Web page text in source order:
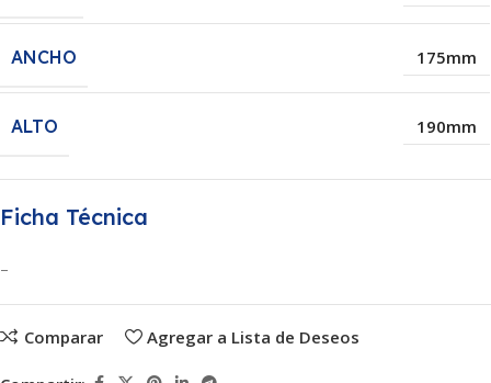
ANCHO 175mm
ALTO 190mm
Ficha Técnica
–
Comparar Agregar a Lista de Deseos